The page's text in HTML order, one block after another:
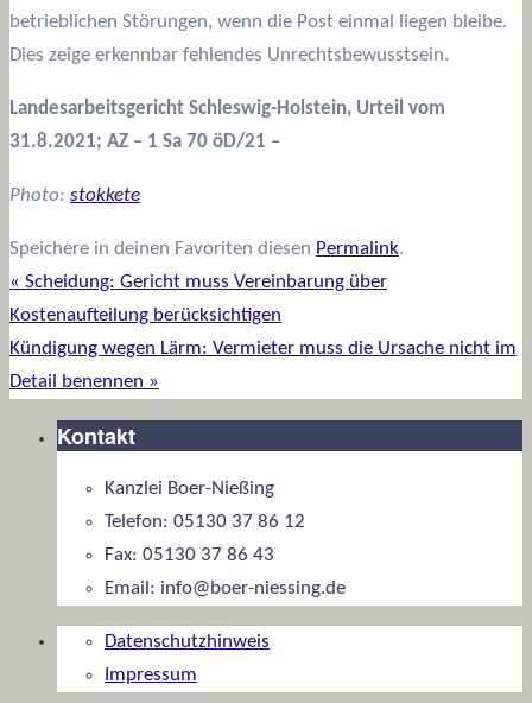
betrieblichen Störungen, wenn die Post einmal liegen bleibe.
Dies zeige erkennbar fehlendes Unrechtsbewusstsein.
Landesarbeitsgericht Schleswig-Holstein, Urteil vom
31.8.2021; AZ – 1 Sa 70 öD/21 –
Photo: stokkete
Speichere in deinen Favoriten diesen Permalink.
« Scheidung: Gericht muss Vereinbarung über
Kostenaufteilung berücksichtigen
Kündigung wegen Lärm: Vermieter muss die Ursache nicht im
Detail benennen »
Kontakt
Kanzlei Boer-Nießing
Telefon: 05130 37 86 12
Fax: 05130 37 86 43
Email: info@boer-niessing.de
Datenschutzhinweis
Impressum